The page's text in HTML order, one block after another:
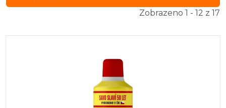
Zobrazeno 1 - 12 z 17